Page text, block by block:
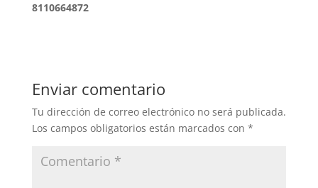
8110664872
Enviar comentario
Tu dirección de correo electrónico no será publicada.
Los campos obligatorios están marcados con *